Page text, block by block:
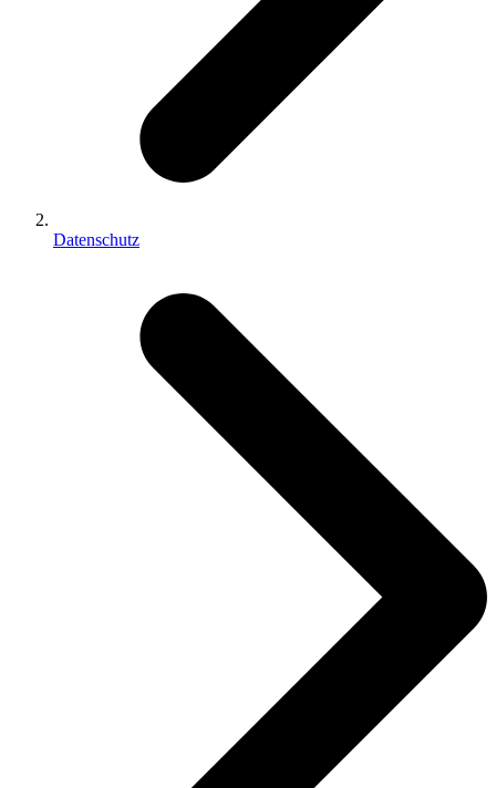
Datenschutz